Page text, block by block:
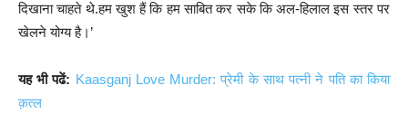
दिखाना चाहते थे.हम खुश हैं कि हम साबित कर सके कि अल-हिलाल इस स्तर पर
खेलने योग्य है।’
यह भी पढें: Kaasganj Love Murder: प्रेमी के साथ पत्नी ने पति का किया
क़त्ल